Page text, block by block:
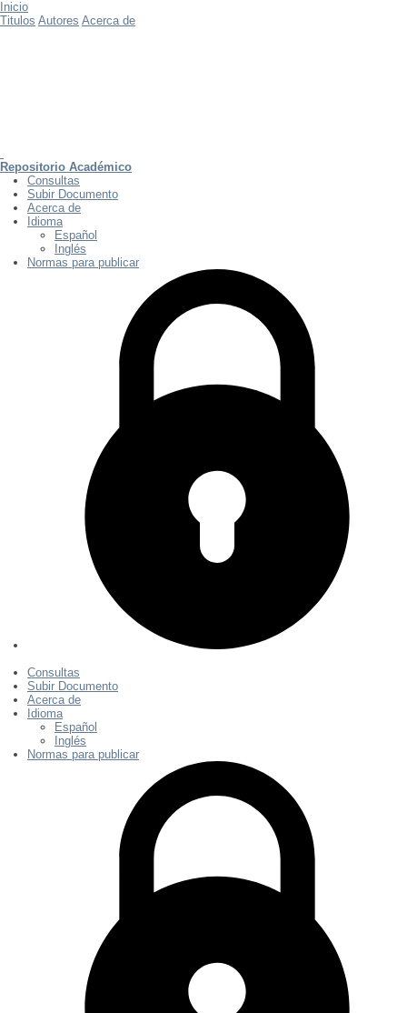
Inicio
Titulos Autores Acerca de
Repositorio Académico
Consultas
Subir Documento
Acerca de
Idioma
Español
Inglés
Normas para publicar
Consultas
Subir Documento
Acerca de
Idioma
Español
Inglés
Normas para publicar